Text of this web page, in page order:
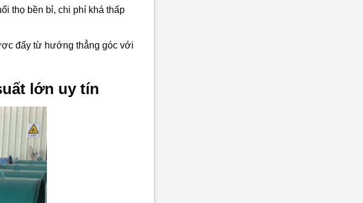
thọ bền bỉ, chi phí khá thấp
đẩy từ hướng thẳng góc với
lớn uy tín